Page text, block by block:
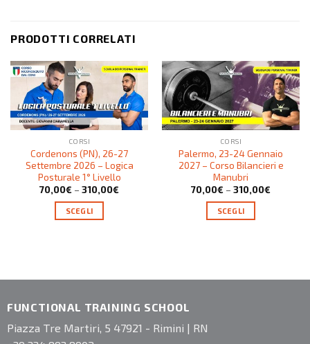
PRODOTTI CORRELATI
CORSI
Cordenons (PN), 26-27
Settembre 2026 – Logica
Posturale 1° Livello
70,00€ – 310,00€
SCEGLI
CORSI
Palermo, 23-24 Gennaio
2027 – Corso Bilancieri e
Manubri
70,00€ – 310,00€
SCEGLI
FUNCTIONAL TRAINING SCHOOL
Piazza Tre Martiri, 5 47921 - Rimini | RN